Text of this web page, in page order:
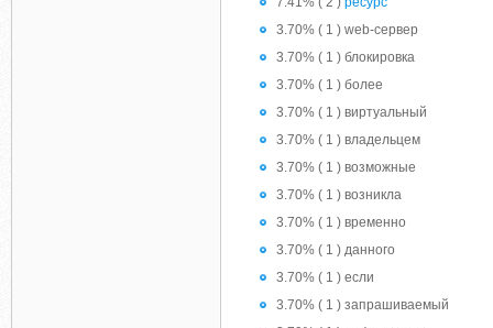
3.70% ( 1 ) web-сервер
3.70% ( 1 ) блокировка
3.70% ( 1 ) более
3.70% ( 1 ) виртуальный
3.70% ( 1 ) владельцем
3.70% ( 1 ) возможные
3.70% ( 1 ) возникла
3.70% ( 1 ) временно
3.70% ( 1 ) данного
3.70% ( 1 ) если
3.70% ( 1 ) запрашиваемый